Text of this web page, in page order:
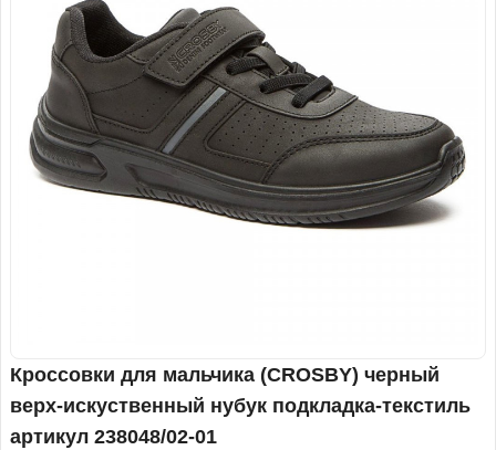
Кроссовки для мальчика (CROSBY) черный
верх-искуственный нубук подкладка-текстиль
артикул 238048/02-01